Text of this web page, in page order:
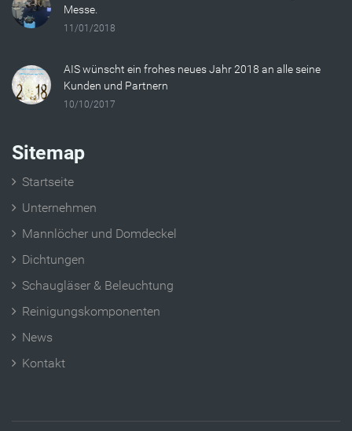
Messe.
11/01/2018
AIS wünscht ein frohes neues Jahr 2018 an alle seine
Kunden und Partnern
10/10/2017
Sitemap
Startseite
Unternehmen
Mannlöcher und Domdeckel
Dichtungen
Schaugläser & Beleuchtung
Reinigungskomponenten
News
Kontakt